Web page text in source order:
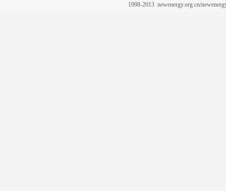
1998-2013 newenergy.org.cn/